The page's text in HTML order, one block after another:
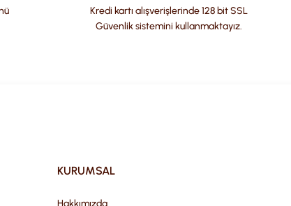
Kredi kartı alışverişlerinde 128 bit SSL
Güvenlik sistemini kullanmaktayız.
KURUMSAL
Hakkımızda